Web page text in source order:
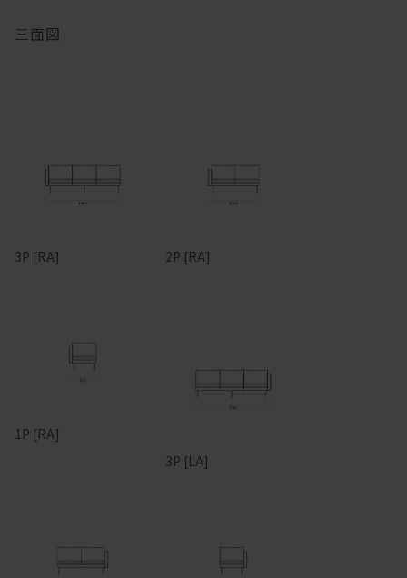
三面図
3P [RA] 2P [RA]
1P [RA]
3P [LA]